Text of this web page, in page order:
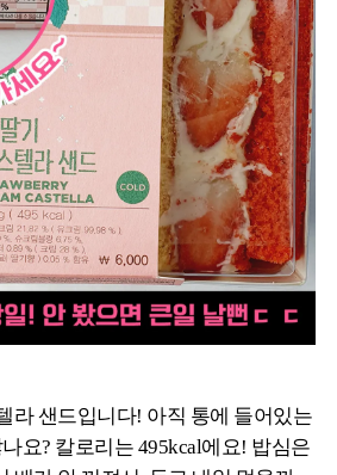
라 샌드입니다! 아직 통에 들어있는
요? 칼로리는 495kcal에요! 밥심은